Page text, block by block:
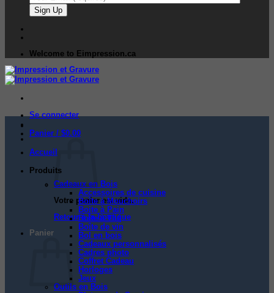
Welcome to Eimpression.ca
Se connecter
Panier / $0.00
Votre panier est vide.
Retour à la boutique
Panier
Accueil
Produits
Cadeaux en Bois
Accessoires de cuisine
Boîte à Mouchoirs
Boite à Pain
Boîte à Thé
Boîte de vin
Bol en bois
Cadeaux personnalisés
Cadres photo
Coffret Cadeau
Horloges
Jeux
Outils en Bois